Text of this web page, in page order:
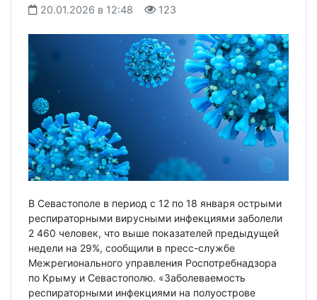
20.01.2026 в 12:48 123
В Севастополе в период с 12 по 18 января острыми
респираторными вирусными инфекциями заболели
2 460 человек, что выше показателей предыдущей
недели на 29%, сообщили в пресс-службе
Межрегионального управления Роспотребнадзора
по Крыму и Севастополю. «Заболеваемость
респираторными инфекциями на полуострове